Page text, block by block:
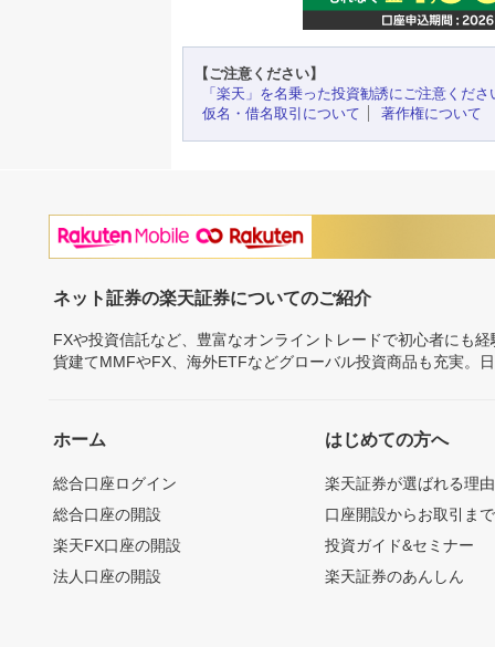
【ご注意ください】
「楽天」を名乗った投資勧誘にご注意くださ
仮名・借名取引について
著作権について
ネット証券の楽天証券についてのご紹介
FXや投資信託など、豊富なオンライントレードで初心者にも
貨建てMMFやFX、海外ETFなどグローバル投資商品も充実。
ホーム
総合口座ログイン
総合口座の開設
楽天FX口座の開設
法人口座の開設
はじめての方へ
楽天証券が選ばれる理由
口座開設からお取引ま
投資ガイド&セミナー
楽天証券のあんしん